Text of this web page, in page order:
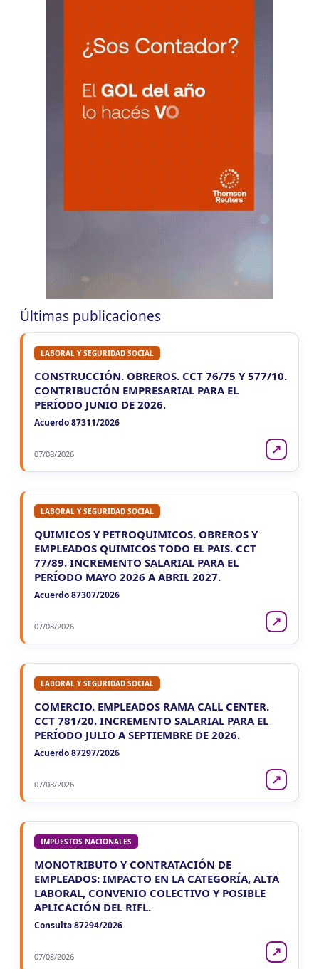
7
LA RIOJA
Agentes Percepcion La Rioja
CUIT 5-6-7-8-9-…
CUIT 0-1-2-3-…
10 Agentes SIRCAR 2a Quinc
CUIT 5-6-7-8-9-…
LUN
NACIONAL
10
CUIT 0-1-3-…
Últimas publicaciones
LABORAL Y SEGURIDAD SOCIAL
CONSTRUCCIÓN. OBREROS. CCT 76/75 Y 577/10.
CONTRIBUCIÓN EMPRESARIAL PARA EL
PERÍODO JUNIO DE 2026.
Acuerdo 87311/2026
07/08/2026 ↗
LABORAL Y SEGURIDAD SOCIAL
QUIMICOS Y PETROQUIMICOS. OBREROS Y
EMPLEADOS QUIMICOS TODO EL PAIS. CCT
77/89. INCREMENTO SALARIAL PARA EL
PERÍODO MAYO 2026 A ABRIL 2027.
Acuerdo 87307/2026
07/08/2026 ↗
LABORAL Y SEGURIDAD SOCIAL
COMERCIO. EMPLEADOS RAMA CALL CENTER.
CCT 781/20. INCREMENTO SALARIAL PARA EL
PERÍODO JULIO A SEPTIEMBRE DE 2026.
Acuerdo 87297/2026
07/08/2026 ↗
IMPUESTOS NACIONALES
MONOTRIBUTO Y CONTRATACIÓN DE
EMPLEADOS: IMPACTO EN LA CATEGORÍA, ALTA
LABORAL, CONVENIO COLECTIVO Y POSIBLE
APLICACIÓN DEL RIFL.
Consulta 87294/2026
07/08/2026 ↗